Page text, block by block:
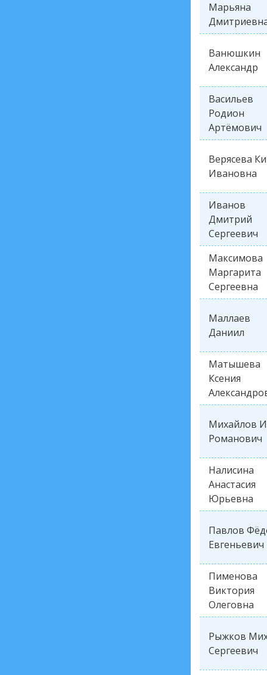
Марьяна
Ванюшкин
Александр
Васильев
Родион
Артёмович
Верясева
Ивановна
Иванов
Дмитрий
Сергеевич
Максимова
Маргарита
Сергеевна
Маллаев
Даниил
Матышева
Ксения
Михайлов
Романович
Налисина
Анастасия
Юрьевна
Павлов
Евгеньевич
Пименова
Виктория
Олеговна
Рыжков
Сергеевич